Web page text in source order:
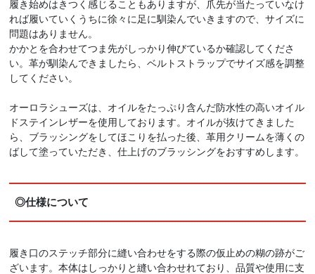
履き始めはきつく感じることもありますが、爪先が当たっていなけ
れば履いていくうちに徐々に足に馴染んでいきますので、サイズに
問題はありません。
かかとを合わせてつま先がしっかり伸びているか確認してくださ
い。革が馴染んできましたら、ベルトストラップでサイズ感を調整
してください。
オーロラシューズは、オイルをたっぷり含んだ防水性の高いオイル
ドステインレザーを使用しております。オイルが抜けてきました
ら、ブラッシングをしてほこりを払った後、革用クリームを薄くの
ばして塗っていただき、仕上げのブラッシングをおすすめします。
◎仕様について
履き口のステッチ部分に縫い合わせをする際の仮止めの糊の跡がご
ざいます。本体はしっかりと縫い合わせれており、品質や使用に支